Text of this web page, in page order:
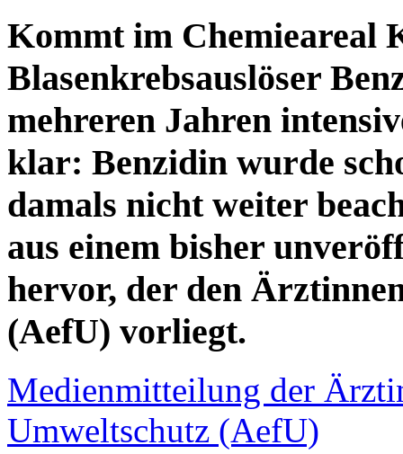
Kommt im Chemieareal
Blasenkrebsauslöser
mehreren Jahren
klar: Benzidin wurde
damals nicht weiter
aus einem bisher
hervor, der den
(AefU) vorliegt.
Medienmitteilung der
Umweltschutz (AefU)